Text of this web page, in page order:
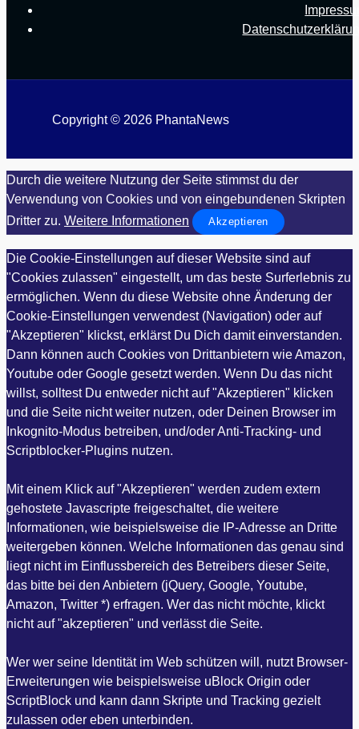
Copyright © 2026 PhantaNews
Durch die weitere Nutzung der Seite stimmst du der
Verwendung von Cookies und von eingebundenen Skripten
Dritter zu. Weitere Informationen Akzeptieren
Die Cookie-Einstellungen auf dieser Website sind auf
"Cookies zulassen" eingestellt, um das beste Surferlebnis zu
ermöglichen. Wenn du diese Website ohne Änderung der
Cookie-Einstellungen verwendest (Navigation) oder auf
"Akzeptieren" klickst, erklärst Du Dich damit einverstanden.
Dann können auch Cookies von Drittanbietern wie Amazon,
Youtube oder Google gesetzt werden. Wenn Du das nicht
willst, solltest Du entweder nicht auf "Akzeptieren" klicken
und die Seite nicht weiter nutzen, oder Deinen Browser im
Inkognito-Modus betreiben, und/oder Anti-Tracking- und
Scriptblocker-Plugins nutzen.
Mit einem Klick auf "Akzeptieren" werden zudem extern
gehostete Javascripte freigeschaltet, die weitere
Informationen, wie beispielsweise die IP-Adresse an Dritte
weitergeben können. Welche Informationen das genau sind
liegt nicht im Einflussbereich des Betreibers dieser Seite,
das bitte bei den Anbietern (jQuery, Google, Youtube,
Amazon, Twitter *) erfragen. Wer das nicht möchte, klickt
nicht auf "akzeptieren" und verlässt die Seite.
Wer wer seine Identität im Web schützen will, nutzt Browser-
Erweiterungen wie beispielsweise uBlock Origin oder
ScriptBlock und kann dann Skripte und Tracking gezielt
zulassen oder eben unterbinden.